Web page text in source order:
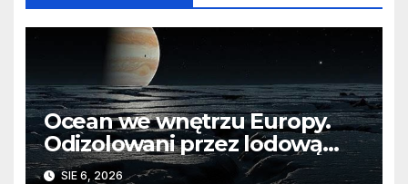
Ocean we wnętrzu Europy.
Odizolowani przez lodową
barierę
SIE 6, 2026